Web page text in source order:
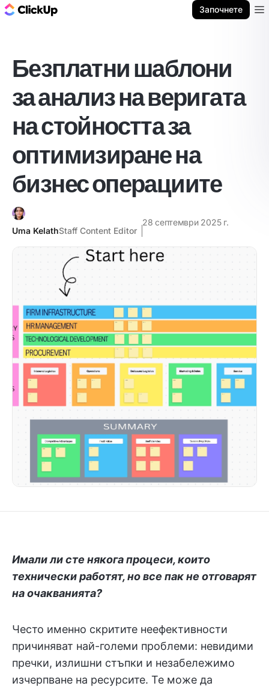
Започнете
Безплатни шаблони
за анализ на веригата
на стойността за
оптимизиране на
бизнес операциите
Uma KelathStaff Content Editor
28 септември 2025 г.
Имали ли сте някога процеси, които
технически работят, но все пак не отговарят
на очакванията?
Често именно скритите неефективности
причиняват най-големи проблеми: невидими
пречки, излишни стъпки и незабележимо
изчерпване на ресурсите. Те може да